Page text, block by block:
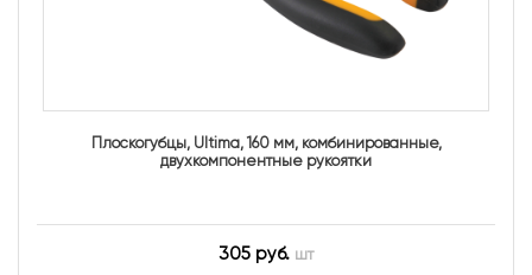
Плоскогубцы, Ultima, 160 мм, комбинированные,
двухкомпонентные рукоятки
305 руб. шт